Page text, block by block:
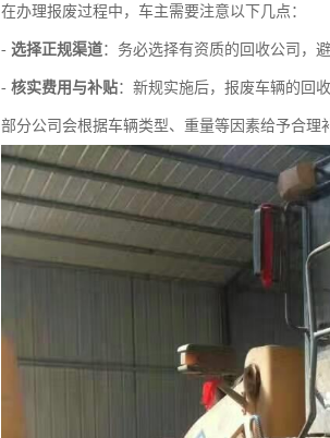
在办理报废过程中，车主需要注意以下几点：
- 选择正规渠道：务必选择有资质的回收公司，
- 核实费用与补贴：新规实施后，报废车辆的回
部分公司会根据车辆类型、重量等因素给予合理